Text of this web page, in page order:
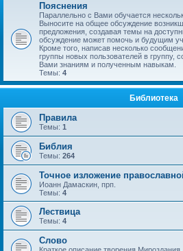
Пояснения
Параллельно с Вами обучается
Выносите на общее обсуждение
предложения, создавая темы на
обсуждение может помочь и будущим
Кроме того, написав несколько
группы новых пользователей в группу,
Вами знаниям и полученным навыкам.
Темы: 4
Библиотека
Правила
Темы: 1
Библия
Темы: 264
Точное изложение
Иоанн Дамаскин, прп.
Темы: 4
Лествица
Темы: 4
Слово